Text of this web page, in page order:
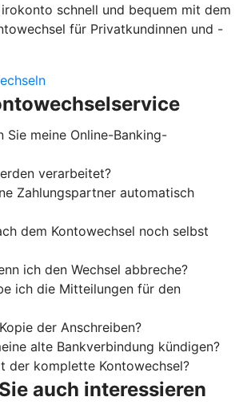
schnell und bequem mit dem
für Privatkundinnen und -
Sie meine Online-Banking-
verarbeitet?
Zahlungspartner automatisch
dem Kontowechsel noch selbst
ich den Wechsel abbreche?
ich die Mitteilungen für den
der Anschreiben?
alte Bankverbindung kündigen?
der komplette Kontowechsel?
auch interessieren